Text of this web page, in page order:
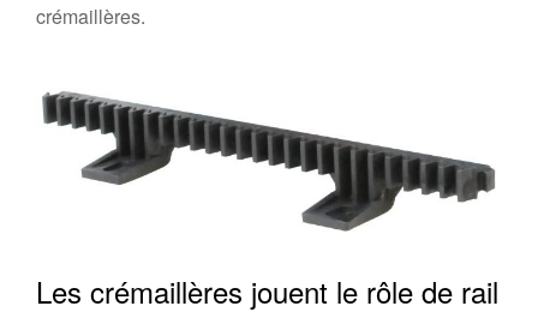
crémaillères.
Les crémaillères jouent le rôle de rail